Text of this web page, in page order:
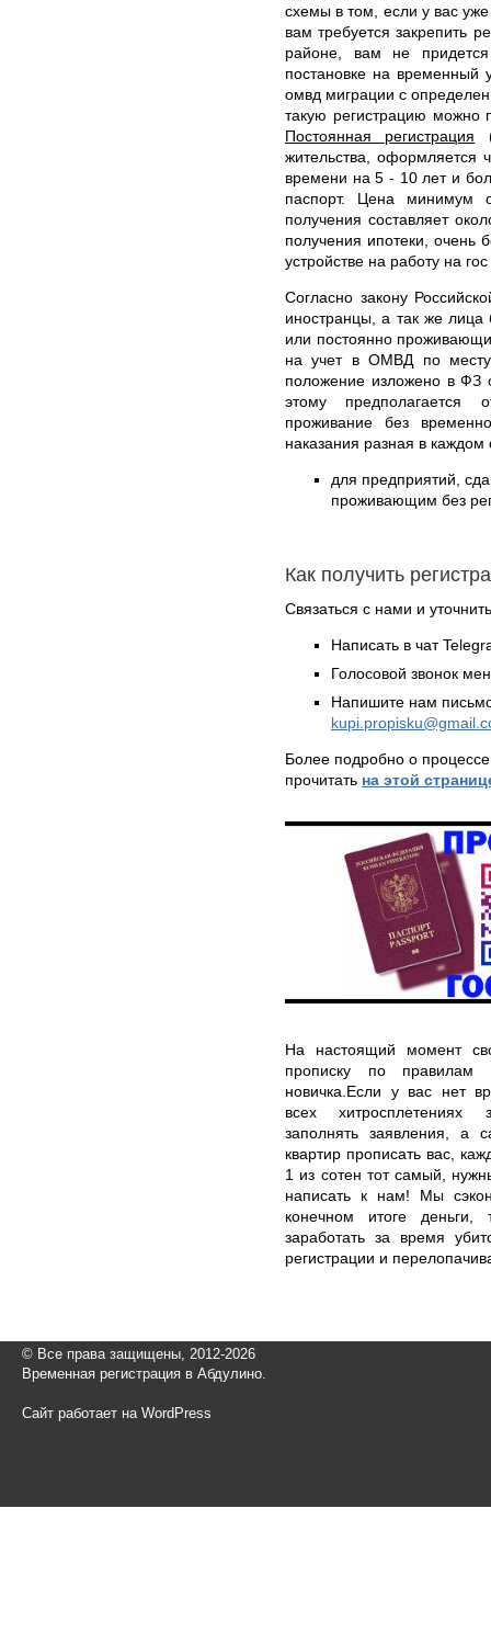
схемы в том, если у вас
вам требуется закрепить
районе, вам не
постановке на временный
омвд миграции с
такую регистрацию можно
Постоянная регистрация
жительства, оформляется
времени на 5 - 10 лет и
паспорт. Цена
получения составляет
получения ипотеки, очень
устройстве на работу на
Согласно закону
иностранцы, а так же
или постоянно
на учет в ОМВД по
положение изложено в
этому предполагается
проживание без
наказания разная в каждом
для предприятий,
проживающим без
Как получить
Связаться с нами и
Написать в чат
Голосовой звонок
Напишите нам
Более подробно о
прочитать на этой
На настоящий момент
прописку по
новичка.Если у вас нет
всех хитросплетениях
заполнять заявления, а
квартир прописать вас,
1 из сотен тот самый,
написать к нам! Мы
конечном итоге
заработать за время
регистрации и
© Все права защищены, 2012-2026
Временная регистрация в Абдулино.
Сайт работает на WordPress